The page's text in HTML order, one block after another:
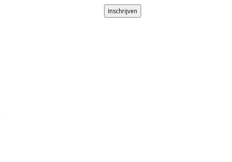
Inschrijven